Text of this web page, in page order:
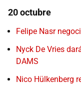
20 octubre
Felipe Nasr
Nyck De Vries
DAMS
Nico Hülkenberg